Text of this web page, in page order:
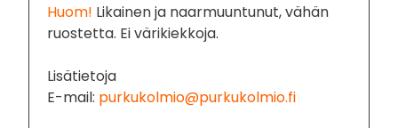
Huom! Likainen ja naarmuuntunut, vähän
ruostetta. Ei värikiekkoja.
Lisätietoja
E-mail: purkukolmio@purkukolmio.fi